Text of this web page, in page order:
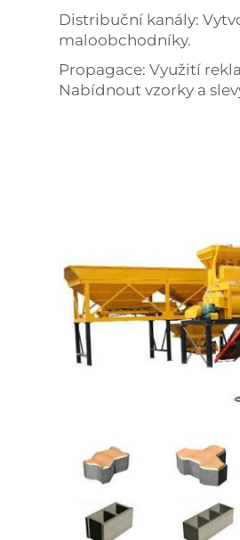
Distribuční kanály:
maloobchodníky.
Propagace: Využití
Nabídnout vzorky a